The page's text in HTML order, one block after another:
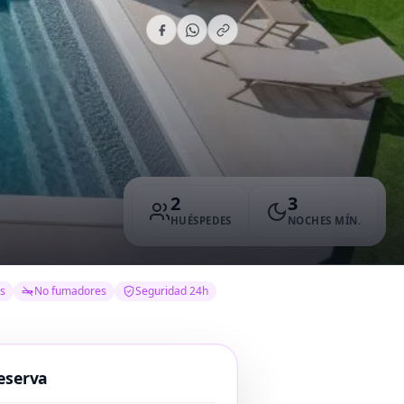
2
HUÉSPEDES
3
NOCHES MÍN.
No fumadores Seguridad 24h